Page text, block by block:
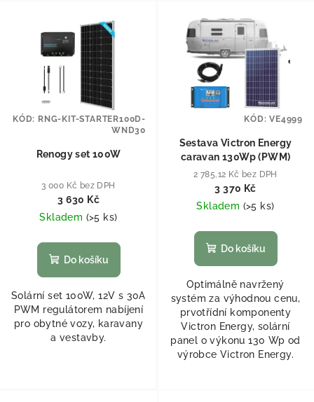
Renogy set 100W
3 000 Kč bez DPH
3 630 Kč
Skladem (>5 ks)
Do košíku
Solární set 100W, 12V s 30A
PWM regulátorem nabíjení
pro obytné vozy, karavany
a vestavby.
KÓD: RNG-KIT-STARTER100D-
WND30
Sestava Victron Energy
caravan 130Wp (PWM)
2 785,12 Kč bez DPH
3 370 Kč
Skladem (>5 ks)
Do košíku
Optimálně navržený
systém za výhodnou cenu,
prvotřídní komponenty
Victron Energy, solární
panel o výkonu 130 Wp od
výrobce Victron Energy.
KÓD:VE4999